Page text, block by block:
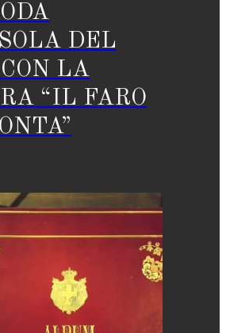
DEL
LA
“IL FARO